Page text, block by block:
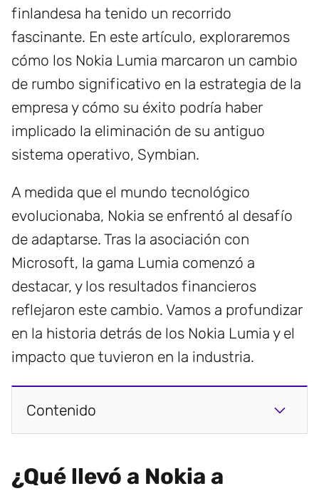
finlandesa ha tenido un recorrido
fascinante. En este artículo, exploraremos
cómo los Nokia Lumia marcaron un cambio
de rumbo significativo en la estrategia de la
empresa y cómo su éxito podría haber
implicado la eliminación de su antiguo
sistema operativo, Symbian.
A medida que el mundo tecnológico
evolucionaba, Nokia se enfrentó al desafío
de adaptarse. Tras la asociación con
Microsoft, la gama Lumia comenzó a
destacar, y los resultados financieros
reflejaron este cambio. Vamos a profundizar
en la historia detrás de los Nokia Lumia y el
impacto que tuvieron en la industria.
Contenido
¿Qué llevó a Nokia a